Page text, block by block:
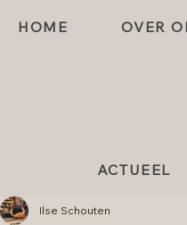
HOME OVER
ACTUEEL
Ilse Schouten